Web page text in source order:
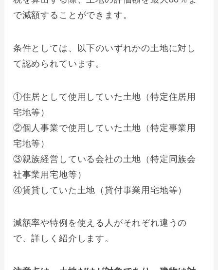
で減額することができます。
条件としては、以下のいずれかの土地に対し
て認められています。
①住居として使用していた土地（特定住居用
宅地等）
②個人事業で使用していた土地（特定事業用
宅地等）
③親族経営している会社の土地（特定同族会
社事業用宅地等）
④賃貸していた土地（貸付事業用宅地等）
減額率や特例を使える人がそれぞれ違うの
で、詳しく紹介します。